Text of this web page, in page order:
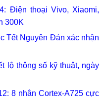
Điện thoại Vivo, Xiaomi,
300K
Tết Nguyên Đán xác nhận
lộ thông số kỹ thuật, ngày
8 nhân Cortex-A725 cực